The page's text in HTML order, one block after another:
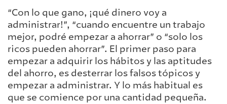
“Con lo que gano, ¡qué dinero voy a
administrar!”, “cuando encuentre un trabajo
mejor, podré empezar a ahorrar” o “solo los
ricos pueden ahorrar”. El primer paso para
empezar a adquirir los hábitos y las aptitudes
del ahorro, es desterrar los falsos tópicos y
empezar a administrar. Y lo más habitual es
que se comience por una cantidad pequeña.